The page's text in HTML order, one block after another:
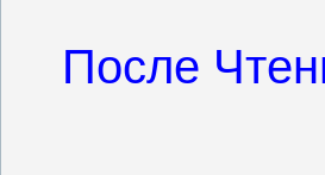
После